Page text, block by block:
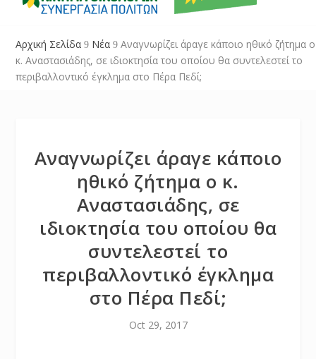
Αρχική Σελίδα 9 Νέα 9 Αναγνωρίζει άραγε κάποιο ηθικό ζήτημα ο
κ. Αναστασιάδης, σε ιδιοκτησία του οποίου θα συντελεστεί το
περιβαλλοντικό έγκλημα στο Πέρα Πεδί;
Αναγνωρίζει άραγε κάποιο
ηθικό ζήτημα ο κ.
Αναστασιάδης, σε
ιδιοκτησία του οποίου θα
συντελεστεί το
περιβαλλοντικό έγκλημα
στο Πέρα Πεδί;
Oct 29, 2017